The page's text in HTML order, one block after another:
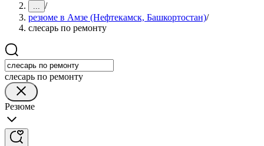
... /
резюме в Амзе (Нефтекамск, Башкортостан)/
слесарь по ремонту
слесарь по ремонту
Резюме